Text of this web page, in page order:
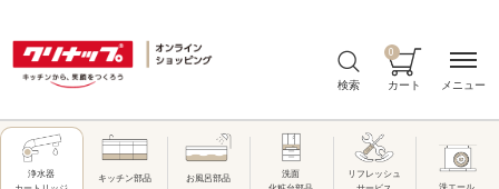
検索 カート
0
浄水器
キッチン部品 お風呂部品
洗面
リフレッシュ
メニュー